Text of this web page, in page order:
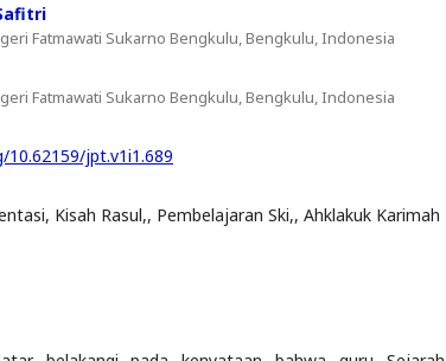
Fatmawati Sukarno Bengkulu, Bengkulu, Indonesia
Fatmawati Sukarno Bengkulu, Bengkulu, Indonesia
jpt.v1i1.689
Kisah Rasul,, Pembelajaran Ski,, Ahklakuk Karimah